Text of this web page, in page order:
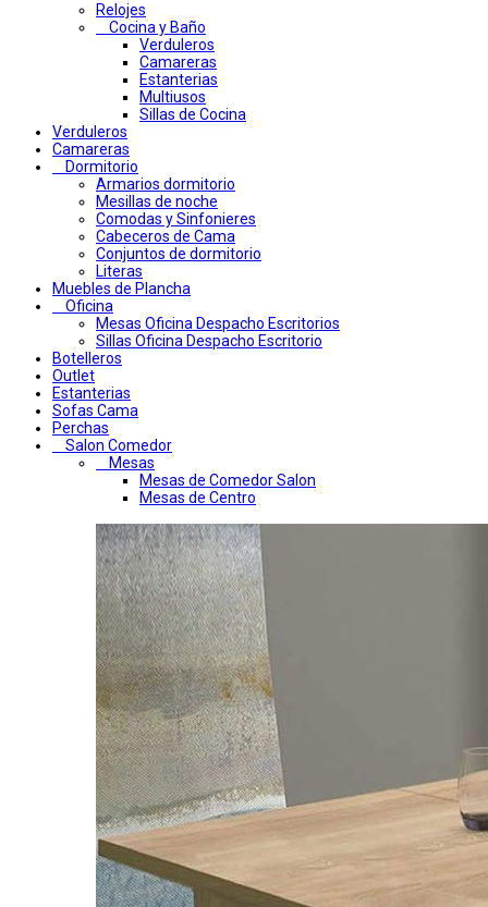
Relojes
Cocina y Baño
Verduleros
Camareras
Estanterias
Multiusos
Sillas de Cocina
Verduleros
Camareras
Dormitorio
Armarios dormitorio
Mesillas de noche
Comodas y Sinfonieres
Cabeceros de Cama
Conjuntos de dormitorio
Literas
Muebles de Plancha
Oficina
Mesas Oficina Despacho Escritorios
Sillas Oficina Despacho Escritorio
Botelleros
Outlet
Estanterias
Sofas Cama
Perchas
Salon Comedor
Mesas
Mesas de Comedor Salon
Mesas de Centro